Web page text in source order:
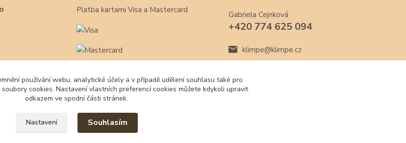
Platba kartami Visa a Mastercard Gabriela Cejnková
+420 774 625 094
klimpe@klimpe.cz
používání webu, analytické účely a v případě udělení souhlasu také pro
cookies. Nastavení vlastních preferencí cookies můžete kdykoli upravit
odkazem ve spodní části stránek.
Nastavení Souhlasím